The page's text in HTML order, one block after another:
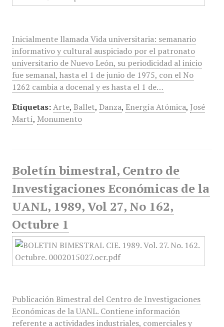
Inicialmente llamada Vida universitaria: semanario
informativo y cultural auspiciado por el patronato
universitario de Nuevo León, su periodicidad al inicio
fue semanal, hasta el 1 de junio de 1975, con el No
1262 cambia a docenal y es hasta el 1 de…
Etiquetas: Arte, Ballet, Danza, Energía Atómica, José
Martí, Monumento
Boletín bimestral, Centro de
Investigaciones Económicas de la
UANL, 1989, Vol 27, No 162,
Octubre 1
Publicación Bimestral del Centro de Investigaciones
Económicas de la UANL. Contiene información
referente a actividades industriales, comerciales y